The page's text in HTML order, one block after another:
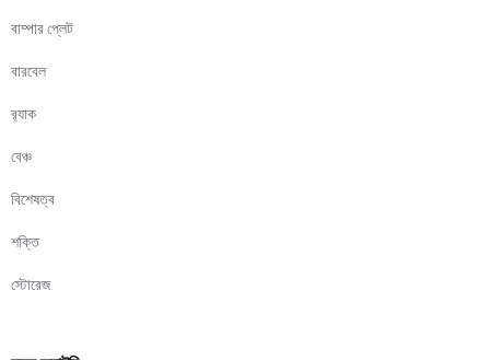
বাম্পার প্লেট
বারবেল
র‍্যাক
বেঞ্চ
বিশেষত্ব
শক্তি
স্টোরেজ